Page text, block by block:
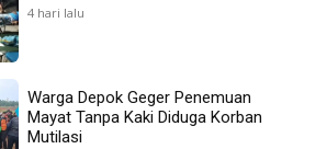
4 hari lalu
Warga Depok Geger Penemuan
Mayat Tanpa Kaki Diduga Korban
Mutilasi